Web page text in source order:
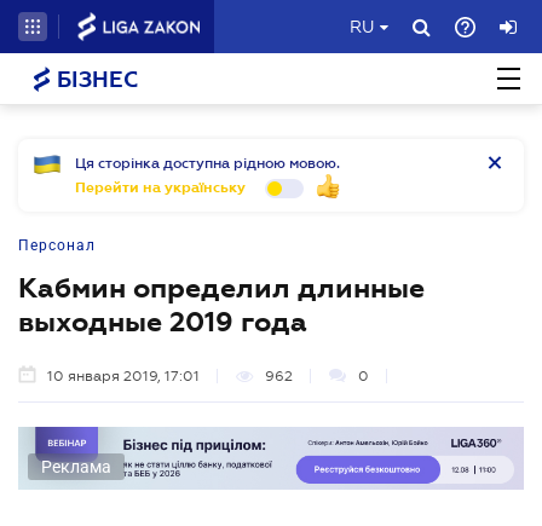
RU
БІЗНЕС
Ця сторінка доступна рідною мовою.
Перейти на українську
Персонал
Кабмин определил длинные
выходные 2019 года
10 января 2019, 17:01 962 0
Реклама